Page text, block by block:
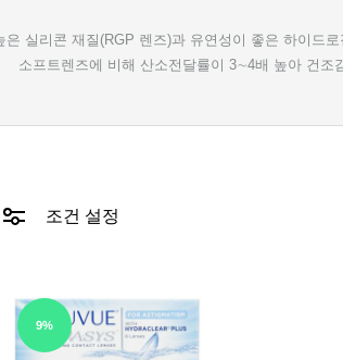
은 실리콘 재질(RGP 렌즈)과 유연성이 좋은 하이드
소프트렌즈에 비해 산소전달률이 3∼4배 높아 건조
조건 설정
9%